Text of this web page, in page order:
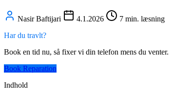
Nasir Baftijari 4.1.2026
7 min. læsning
Har du travlt?
Book en tid nu, så fixer vi din telefon mens du venter.
Book Reparation
Indhold